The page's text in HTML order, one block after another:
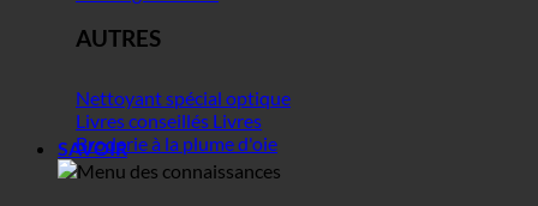
AUTRES
Nettoyant spécial optique
Livres conseillés Livres
Broderie à la plume d'oie
SAVOIR